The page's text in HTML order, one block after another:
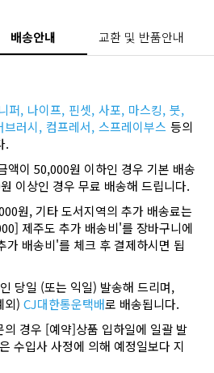
배송안내 교환 및 반품안내
퍼, 나이프, 핀셋, 사포, 마스킹, 붓,
브러시, 컴프레서, 스프레이부스 등의
.
액이 50,000원 이하인 경우 기본 배송
이상인 경우 무료 배송해 드립니다.
원, 기타 도서지역의 추가 배송료는
제주도 추가 배송비'를 장바구니에
가 배송비'를 체크 후 결제하시면 됩
당일 (또는 익일) 발송해 드리며,
외)CJ대한통운택배로 배송됩니다.
경우 [예약]상품 입하일에 일괄 발
수입사 사정에 의해 예정일보다 지